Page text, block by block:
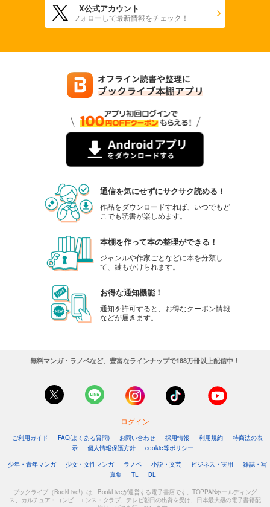
X公式アカウント
フォローして最新情報をチェック！
通信を気にせずにサクサク読める！
作品をダウンロードすれば、いつでもど
こでも読書が楽しめます。
本棚を作って本の整理ができる！
ジャンルや作家ごとなどに本を分類し
て、鍵もかけられます。
お得な通知機能！
通知を許可すると、お得なクーポン情報
などが届きます。
無料マンガ・ラノベなど、豊富なラインナップで188万冊以上配信中！
ログイン
ご利用ガイド FAQ(よくある質問) お問い合わせ 採用情報 利用規約
特商法の表
示
個人情報保護方針
cookie等ポリシー
少年・青年マンガ
少女・女性マンガ ラノベ 小説・文芸 ビジネス・実用
雑誌・写
真集
TL BL
ブックライブ（BookLive!）は、BookLiveが運営する電子書店です。TOPPANホールディング
ス、カルチュア・コンビニエンス・クラブ、テレビ朝日の出資を受け、日本最大級の電子書籍配